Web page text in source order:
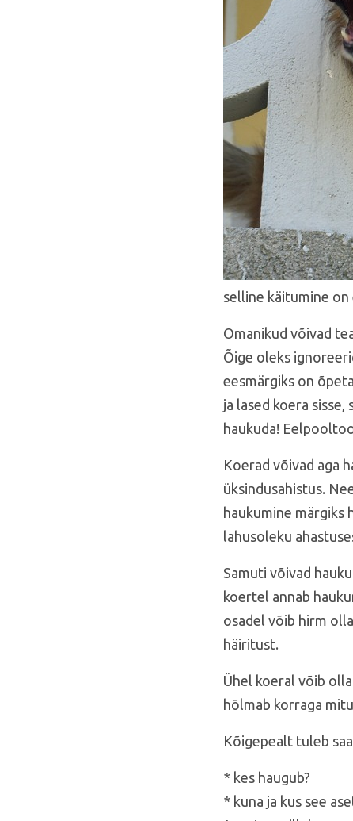
selline käitumine on
Omanikud võivad
Õige oleks
eesmärgiks on
ja lased koera
haukuda!
Koerad võivad aga
üksindusahistus.
haukumine märgiks
lahusoleku
Samuti võivad
koertel annab
osadel võib hirm
häiritust.
Ühel koeral võib
hõlmab korraga
Kõigepealt tuleb
* kes haugub?
* kuna ja kus see